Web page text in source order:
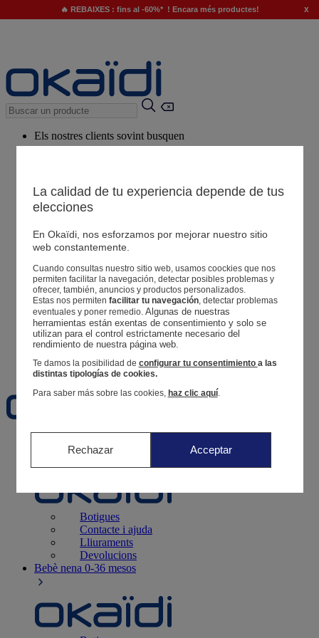
🔥 REBAIXES : fins al -60%* ! Encara més productes! x
Els nostres clients sovint busquen
El nostre consell
Productes suggerits
Botigues
La teva informació
Segueix una comanda
Cistella
Favorits
Naixement 0-12 mesos
Botigues
Contacte i ajuda
Lliuraments
Devolucions
Bebè nena 0-36 mesos
La calidad de tu experiencia depende de tus
elecciones
En Okaïdi, nos esforzamos por mejorar nuestro sitio
web constantemente.
Cuando consultas nuestro sitio web, usamos coockies que nos
permiten facilitar la navegación, detectar posibles problemas y
ofrecer, también, anuncios y productos personalizados.
Estas nos permiten facilitar tu navegación, detectar problemas
eventuales y poner remedio. Algunas de nuestras
herramientas están exentas de consentimiento y solo se
utilizan para el control estrictamente necesario del
rendimiento de nuestra página web.
Te damos la posibilidad de configurar tu consentimiento a las
distintas tipologías de cookies.
Para saber más sobre las cookies, haz clic aquí.
Rechazar Acceptar